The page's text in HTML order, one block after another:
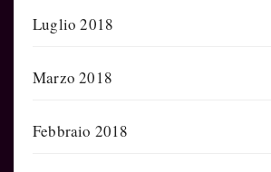
Luglio 2018
Marzo 2018
Febbraio 2018